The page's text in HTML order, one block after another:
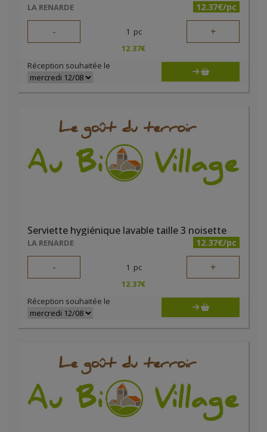
LA RENARDE 12.37€/pc
- 1 pc +
12.37€
Réception souhaitée le
Serviette hygiénique lavable taille 3 noisette
LA RENARDE 12.37€/pc
- 1 pc +
12.37€
Réception souhaitée le